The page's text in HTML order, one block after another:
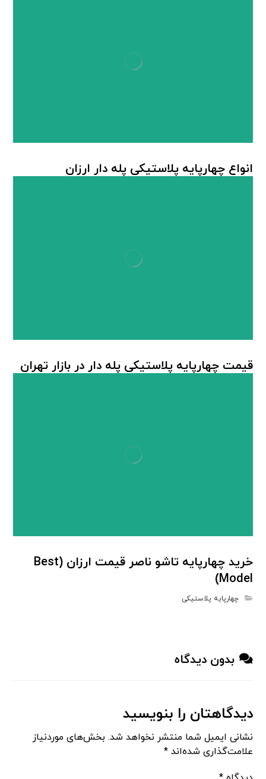
انواع چهارپایه پلاستیکی پله دار ارزان
قیمت چهارپایه پلاستیکی پله دار در بازار تهران
خرید چهارپایه تاشو ناصر قیمت ارزان (Best
Model)
چهارپایه پلاستیکی
بدون دیدگاه
دیدگاهتان را بنویسید
نشانی ایمیل شما منتشر نخواهد شد. بخش‌های موردنیاز
علامت‌گذاری شده‌اند*